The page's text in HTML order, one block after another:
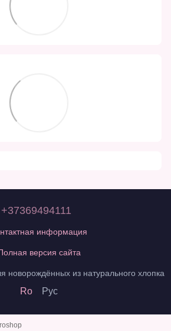
+37369494111
информация
версия сайта
из натурального хлопка
Ro Рус